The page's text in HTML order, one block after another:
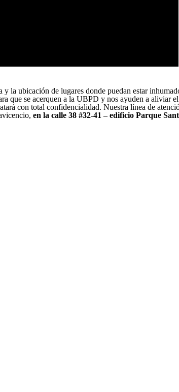
la ubicación de lugares donde puedan estar
que se acerquen a la UBPD y nos ayuden a aliviar
con total confidencialidad. Nuestra línea de
en la calle 38 #32-41 – edificio Parque